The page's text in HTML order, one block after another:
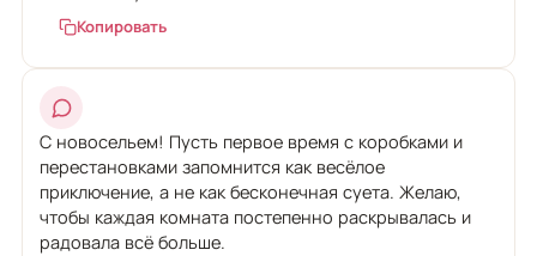
Копировать
С новосельем! Пусть первое время с коробками и
перестановками запомнится как весёлое
приключение, а не как бесконечная суета. Желаю,
чтобы каждая комната постепенно раскрывалась и
радовала всё больше.